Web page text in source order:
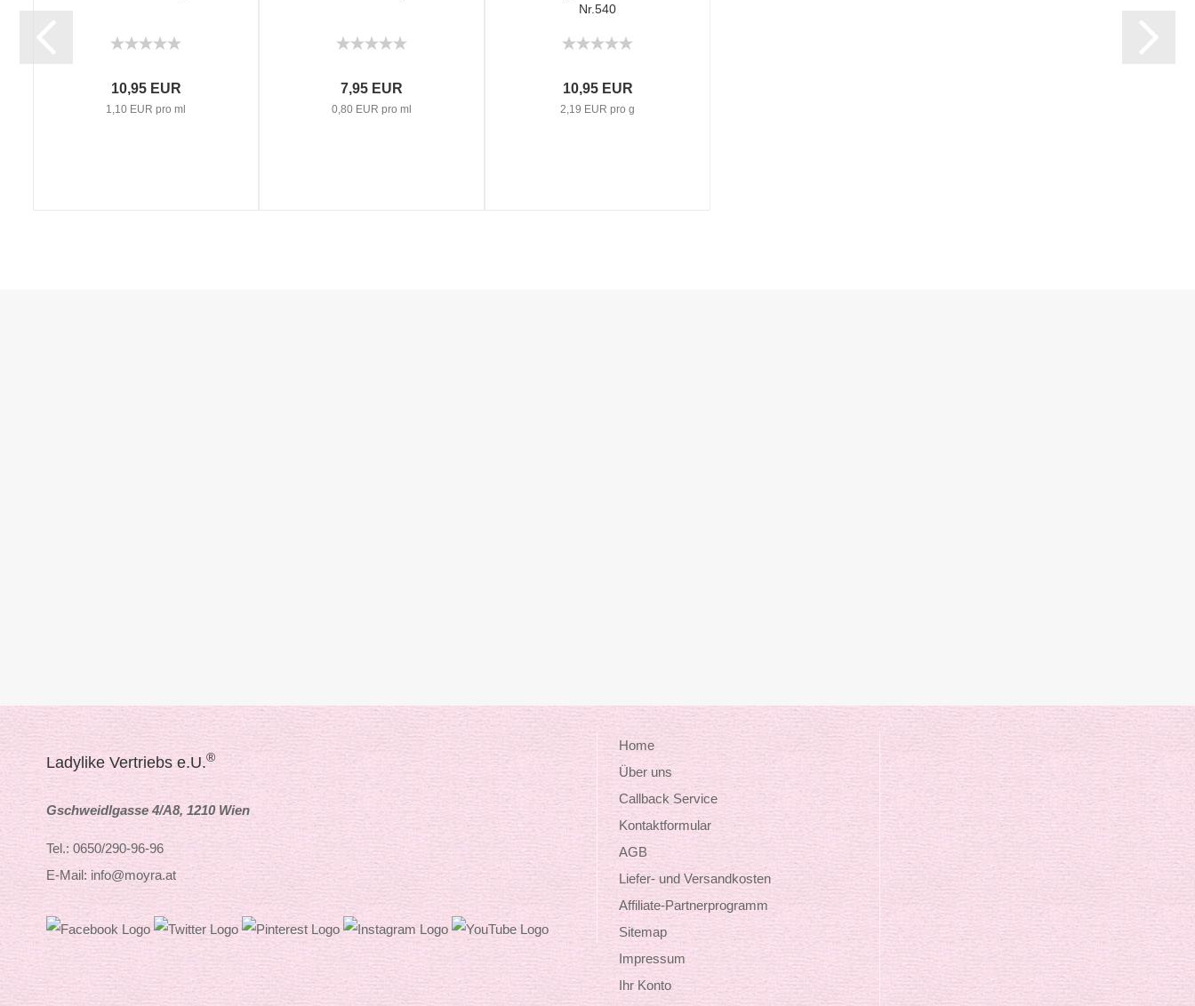
10,95 EUR
1,10 EUR pro ml
7,95 EUR
0,80 EUR pro ml
Nr.540
10,95 EUR
2,19 EUR pro g
Ladylike Vertriebs e.U.®
Gschweidlgasse 4/A8, 1210 Wien
Tel.: 0650/290-96-96
E-Mail: info@moyra.at
Home
Über uns
Callback Service
Kontaktformular
AGB
Liefer- und Versandkosten
Affiliate-Partnerprogramm
Sitemap
Impressum
Ihr Konto